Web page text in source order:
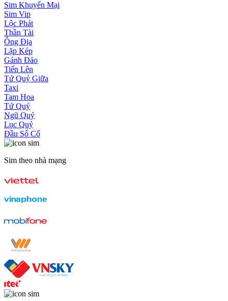
Sim Khuyến Mại
Sim Vip
Lộc Phát
Thần Tài
Ông Địa
Lặp Kép
Gánh Đảo
Tiến Lên
Tứ Quý Giữa
Taxi
Tam Hoa
Tứ Quý
Ngũ Quý
Lục Quý
Đầu Số Cổ
Sim theo nhà mạng